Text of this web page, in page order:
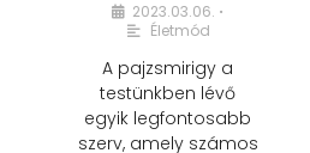
2023.03.06. •
Életmód
A pajzsmirigy a
testünkben lévő
egyik legfontosabb
szerv, amely számos